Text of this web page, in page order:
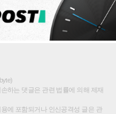
하는 댓글은 관련 법률에 의해 제재
에 포함되거나 인신공격성 글은 관